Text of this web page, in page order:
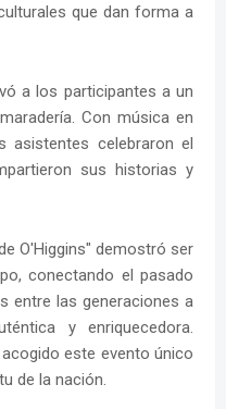
que dan forma a
a los participantes a un
Con música en
asistentes celebraron el
sus historias y
O'Higgins" demostró ser
conectando el pasado
entre las generaciones a
y enriquecedora.
este evento único
de la nación.